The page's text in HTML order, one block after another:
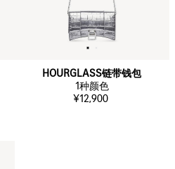
HOURGLASS链带钱包
1种颜色
¥12,900